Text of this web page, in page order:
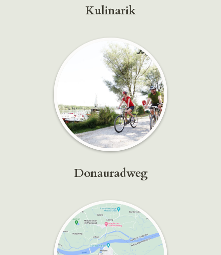
Kulinarik
Donauradweg